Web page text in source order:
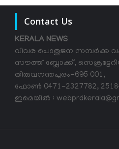
Contact Us
KERALA NEWS
വിവര പൊതുജന സമ്പര്‍ക്ക
സൗത്ത് ബ്ലോക്ക്,
തിരുവനന്തപുരം-695 001,
ഫോൺ 0471-2327782,
ഇമെയിൽ :